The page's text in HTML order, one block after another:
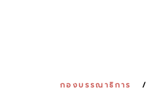
กองบรรณาธิการ